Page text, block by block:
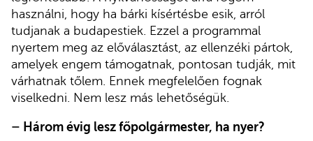
használni, hogy ha bárki kísértésbe esik, arról
tudjanak a budapestiek. Ezzel a programmal
nyertem meg az előválasztást, az ellenzéki pártok,
amelyek engem támogatnak, pontosan tudják, mit
várhatnak tőlem. Ennek megfelelően fognak
viselkedni. Nem lesz más lehetőségük.
– Három évig lesz főpolgármester, ha nyer?